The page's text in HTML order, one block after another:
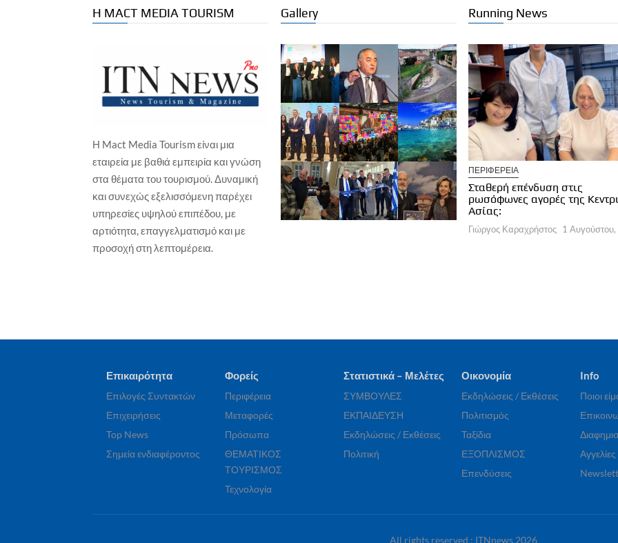
Η MACT MEDIA TOURISM
Η Mact Media Tourism είναι μια
εταιρεία με βαθιά εμπειρία και γνώση
στα θέματα του τουρισμού. Δυναμική
και συνεχώς εξελισσόμενη παρέχει
υπηρεσίες υψηλού επιπέδου, με
αρτιότητα, επαγγελματισμό και με
προσοχή στη λεπτομέρεια.
Gallery Running News
ΘΑΛΑΣΣΙΟΣ ΤΟΥΡΙΣΜΟΣ
Οργανισμός Λιμένος Κέρκυρας: Οι
Παξοί αναδεικνύονται σε πόλο
έλξης για την κρουαζιέρα μικρής
ΙΑΤΡΙΚΟΣ ΤΟΥΡΙΣΜΟΣ
Greece Global Longevity & Anti-
Aging Summit 2026
Γιώργος Καραχρήστος 1 Αυγούστου, 2026
ΠΕΡΙΦΕΡΕΙΑ
Σταθερή επένδυση στις
ρωσόφωνες αγορές της
Ασίας:
Γιώργος Καραχρήστος 1
Επικαιρότητα
Επιλογές Συντακτών
Επιχειρήσεις
Top News
Σημεία ενδιαφέροντος
Φορείς
Περιφέρεια
Μεταφορές
Πρόσωπα
ΘΕΜΑΤΙΚΟΣ
ΤΟΥΡΙΣΜΟΣ
Τεχνολογία
Στατιστικά – Μελέτες
ΣΥΜΒΟΥΛΕΣ
ΕΚΠΑΙΔΕΥΣΗ
Εκδηλώσεις / Εκθέσεις
Πολιτική
Οικονομία
Εκδηλώσεις / Εκθέσεις
Πολιτισμός
Ταξίδια
ΕΞΟΠΛΙΣΜΟΣ
Επενδύσεις
Info
Ποιοι
Αγγελίες
All rights reserved : ITNnews 2026